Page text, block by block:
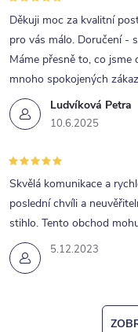
Ludvíková Petra
10.6.2025
Děkuji moc za kvalitní
pro vás málo. Doručení -
Máme přesně to, co jsme
mnoho spokojených
5.12.2023
Skvělá komunikace a
poslední chvíli a
stihlo. Tento obchod